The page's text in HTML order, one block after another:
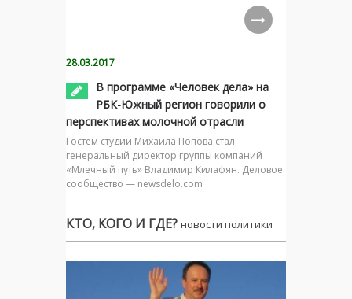
28.03.2017
В программе «Человек дела» на
РБК-Южный регион говорили о
перспективах молочной отрасли
Гостем студии Михаила Попова стал
генеральный директор группы компаний
«Млечный путь» Владимир Килафян. Деловое
сообщество — newsdelo.com
КТО, КОГО И ГДЕ? новости политики